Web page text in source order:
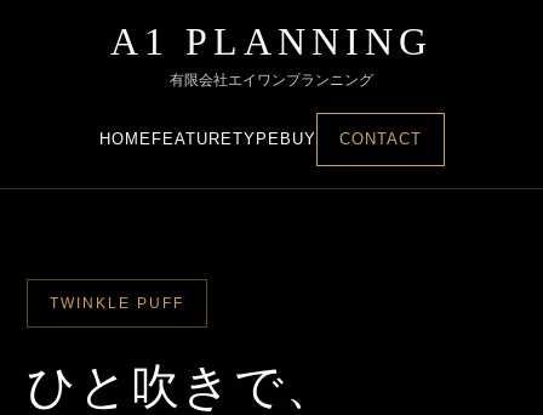
A1 PLANNING
有限会社エイワンプランニング
HOME FEATURETYPE BUY CONTACT
TWINKLE PUFF
ひと吹きで、